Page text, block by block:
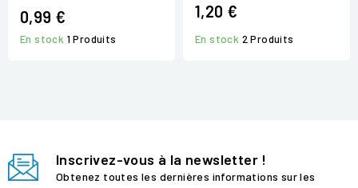
0,99 €
En stock 1 Produits
1,20 €
En stock 2 Produits
Inscrivez-vous à la newsletter !
Obtenez toutes les dernières informations sur les